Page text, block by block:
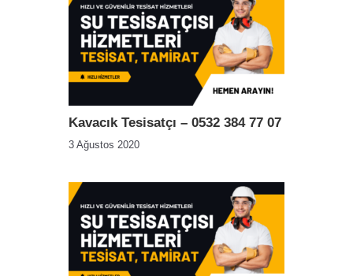
Kavacık Tesisatçı – 0532 384 77 07
3 Ağustos 2020